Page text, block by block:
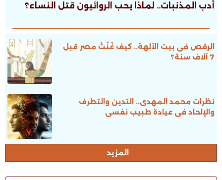
أدب المذنبات.. لماذا يحب الروائيون قتل النساء؟
الرقص فى بيت الآلهة.. كيف غَنَّتْ مصر قبل
7 آلاف سنة؟
نظرات محمد المهدى.. التدين والتطرف
والإلحاد فى عيادة طبيب نفسى
المزيد